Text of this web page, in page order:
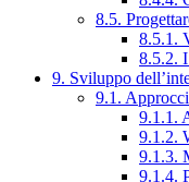
8.5.
8.5.1.
8.5.2.
9. Sviluppo
9.1.
9.1.1.
9.1.2.
9.1.3.
9.1.4.